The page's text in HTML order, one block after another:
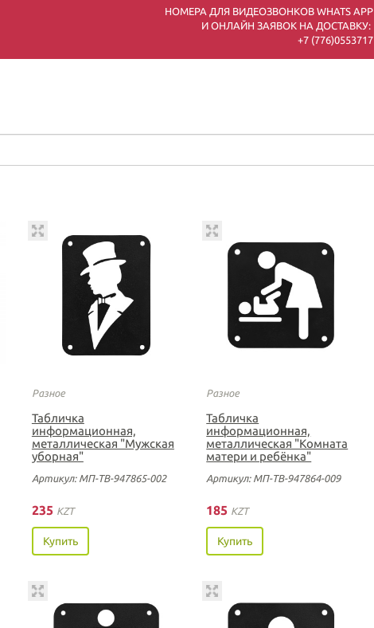
НОМЕРА ДЛЯ ВИДЕОЗВОНКОВ WHATS APP
И ОНЛАЙН ЗАЯВОК НА ДОСТАВКУ:
+7 (776)0553717
Разное
Табличка
информационная,
металлическая "Мужская
уборная"
Артикул: МП-ТВ-947865-002
235 KZT
Купить
Разное
Табличка
информационная,
металлическая "Комната
матери и ребёнка"
Артикул: МП-ТВ-947864-009
185 KZT
Купить